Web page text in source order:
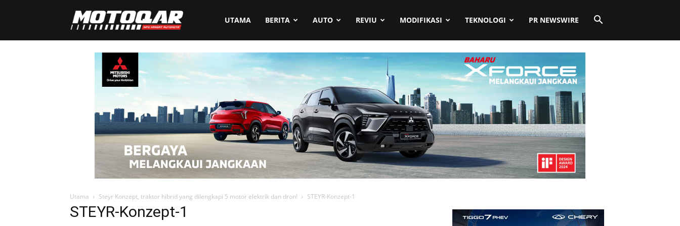
Motoqar UTAMA BERITA AUTO REVIU MODIFIKASI TEKNOLOGI PR NEWSWIRE
Utama Steyr Konzept, traktor hibrid yang dilengkapi 5 motor elektrik dan dron! STEYR-Konzept-1
STEYR-Konzept-1